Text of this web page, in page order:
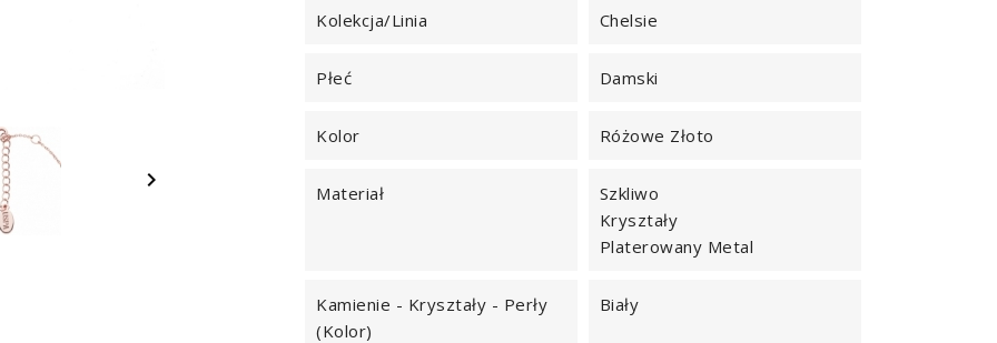

Kolekcja/Linia Chelsie
Płeć Damski
Kolor Różowe Złoto
Materiał
Szkliwo
Kryształy
Platerowany Metal
Kamienie - Kryształy - Perły
(kolor)
Biały